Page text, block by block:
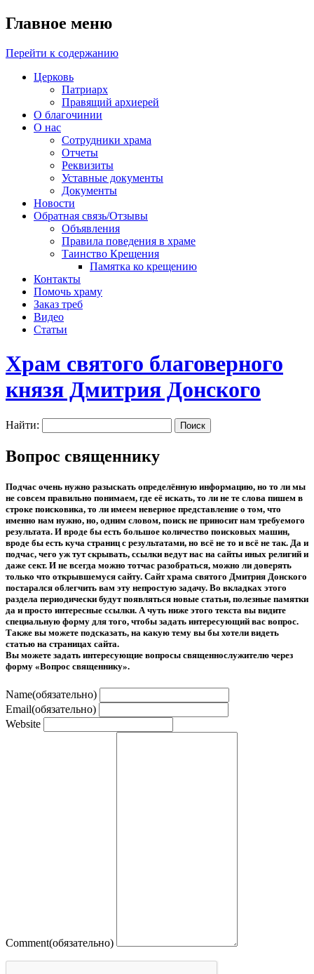
Главное меню
Перейти к содержанию
Церковь
Патриарх
Правящий архиерей
О благочинии
О нас
Сотрудники храма
Отчеты
Реквизиты
Уставные документы
Документы
Новости
Обратная связь/Отзывы
Объявления
Правила поведения в храме
Таинство Крещения
Памятка ко крещению
Контакты
Помочь храму
Заказ треб
Видео
Статьи
Храм святого благоверного
князя Дмитрия Донского
Найти:
Вопрос священнику
Подчас очень нужно разыскать определённую информацию, но то ли мы
не совсем правильно понимаем, где её искать, то ли не те слова пишем в
строке поисковика, то ли имеем неверное представление о том, что
именно нам нужно, но, одним словом, поиск не приносит нам требуемого
результата. И вроде бы есть большое количество поисковых машин,
вроде бы есть куча страниц с результатами, но всё не то и всё не так. Да и
подчас, чего уж тут скрывать, ссылки ведут нас на сайты иных религий и
даже сект. И не всегда можно тотчас разобраться, можно ли доверять
только что открывшемуся сайту. Сайт храма святого Дмитрия Донского
постарался облегчить вам эту непростую задачу. Во вкладках этого
раздела периодически будут появляться новые статьи, полезные памятки
да и просто интересные ссылки. А чуть ниже этого текста вы видите
специальную форму для того, чтобы задать интересующий вас вопрос.
Также вы можете подсказать, на какую тему вы бы хотели видеть
статью на страницах сайта.
Вы можете задать интересующие вопросы священнослужителю через
форму «Вопрос священнику».
Name(обязательно)
Email(обязательно)
Website
Comment(обязательно)